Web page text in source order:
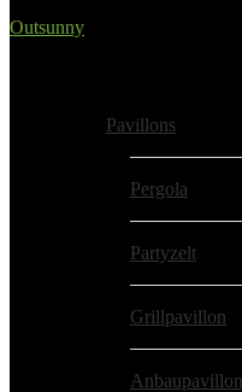
Outsunny
Pavillons
Pergola
Partyzelt
Grillpavillon